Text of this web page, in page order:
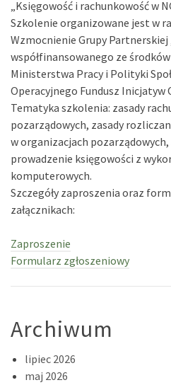
„Księgowość i rachunkowość w
Szkolenie organizowane jest w
Wzmocnienie Grupy Partnerskiej
współfinansowanego ze
Ministerstwa Pracy i Polityki
Operacyjnego Fundusz Inicjatyw
Tematyka szkolenia: zasady
pozarządowych, zasady
w organizacjach
prowadzenie księgowości z
komputerowych.
Szczegóły zaproszenia oraz
załącznikach:
Zaproszenie
Formularz zgłoszeniowy
Archiwum
lipiec 2026
maj 2026